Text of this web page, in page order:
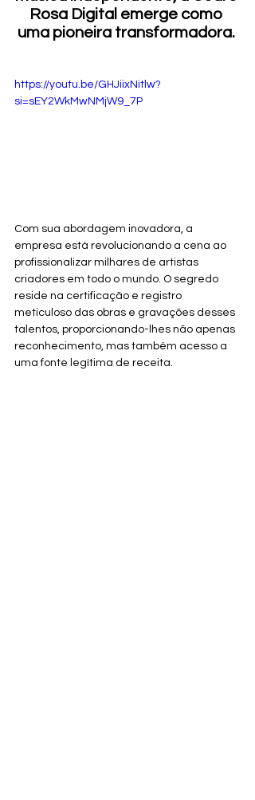
Rosa Digital emerge como
uma pioneira transformadora.
https://youtu.be/GHJiixNitlw?
si=sEY2WkMwNMjW9_7P
Com sua abordagem inovadora, a
empresa está revolucionando a cena ao
profissionalizar milhares de artistas
criadores em todo o mundo. O segredo
reside na certificação e registro
meticuloso das obras e gravações desses
talentos, proporcionando-lhes não apenas
reconhecimento, mas também acesso a
uma fonte legítima de receita.